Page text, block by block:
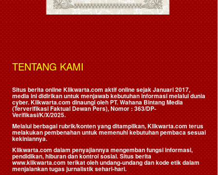
TENTANG KAMI
Situs berita online Klikwarta.com aktif online sejak Januari 2017,
media ini didirikan untuk menjawab kebutuhan informasi melalui dunia
cyber. Klikwarta.com dinaungi oleh PT. Wahana Bintang Media
(Terverifikasi Faktual Dewan Pers), Nomor : 363/DP-
Verifikasi/K/X/2025.
Melalui berbagai rubrik/konten yang ditampilkan, Klikwarta.com terus
melakukan pembenahan untuk memenuhi kebutuhan pembaca sesuai
kekiniannya.
Klikwarta.com dalam penyajiannya mengemban fungsi informasi,
pendidikan, hiburan dan kontrol sosial. Situs berita
www.klikwarta.com terikat oleh undang-undang dan kode etik dalam
menjalankan tugas jurnalistik sehari-hari.